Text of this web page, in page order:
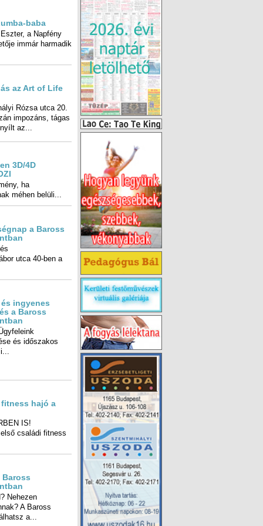
baba
a Napfény
immár harmadik
az Art of Life
Rózsa utca 20.
impozáns, tágas
az...
3D/4D
ha
méhen belüli...
a Baross
a
ingyenes
a Baross
időszakos
hajó a
IS!
családi fitness
Baross
Nehezen
A Baross
a...